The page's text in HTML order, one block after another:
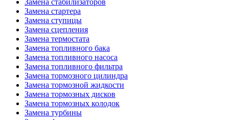
Замена стабилизаторов
Замена стартера
Замена ступицы
Замена сцепления
Замена термостата
Замена топливного бака
Замена топливного насоса
Замена топливного фильтра
Замена тормозного цилиндра
Замена тормозной жидкости
Замена тормозных дисков
Замена тормозных колодок
Замена турбины